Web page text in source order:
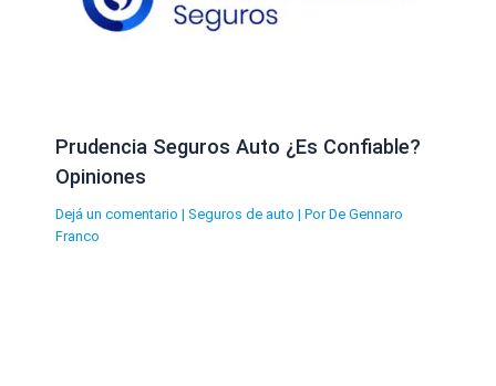
Prudencia Seguros Auto ¿Es Confiable?
Opiniones
Dejá un comentario | Seguros de auto | Por De Gennaro
Franco